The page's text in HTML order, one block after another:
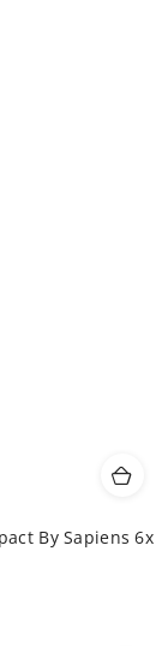
By Sapiens 6x